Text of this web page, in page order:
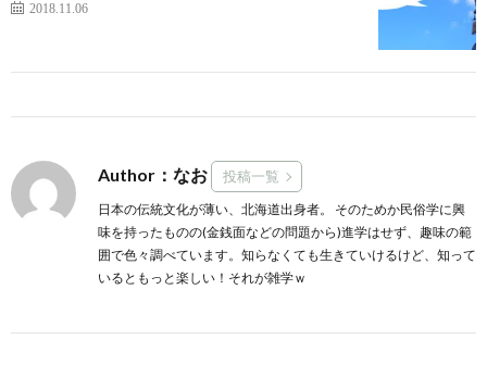
2018.11.06
Author：なお 投稿一覧
日本の伝統文化が薄い、北海道出身者。 そのためか民俗学に興
味を持ったものの(金銭面などの問題から)進学はせず、趣味の範
囲で色々調べています。知らなくても生きていけるけど、知って
いるともっと楽しい！それが雑学ｗ